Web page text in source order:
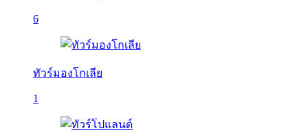
6
ทัวร์มองโกเลีย
1